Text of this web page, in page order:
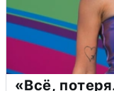
«Всё,